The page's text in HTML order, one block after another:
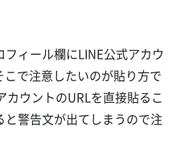
ィール欄にLINE公式アカウ
で注意したいのが貼り方で
カウントのURLを直接貼るこ
警告文が出てしまうので注